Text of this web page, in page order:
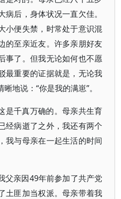
后，身体状况一直欠佳。
小便失禁，时常处于意识混
的至亲近友。许多亲朋好友
事了。但我无论如何也不愿
最重要的证据就是，无论我
地说：“你是我的满崽”。
是千真万确的。母亲共生育
经病逝了之外，我还有两个
我与母亲在一起生活的时间
父亲因49年前参加了共产党
土匪加当权派。母亲带着我